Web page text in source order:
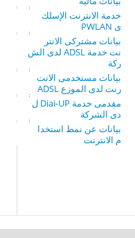
خدمة الانترنت الإسلك
ى PWLAN
بيانات مشتركى الانتر
نت خدمة ADSL لدى الش
ركة
بيانات مستخدمى الانت
رنت لدى الموزع ADSL
مقدمى خدمة Diai-UP ل
دى الشركة
بيانات عن نمط استخدا
م الانترنت